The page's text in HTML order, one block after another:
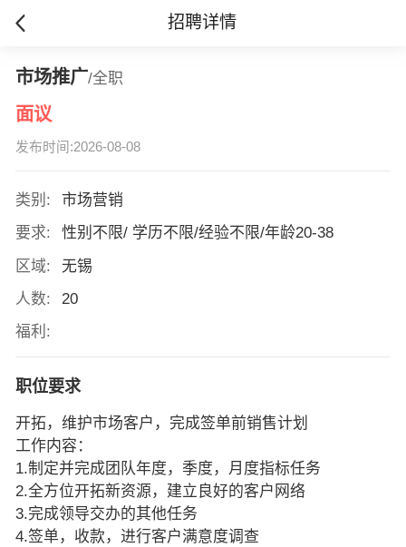
招聘详情
市场推广/全职
面议
发布时间:2026-08-08
类别:
市场营销
要求:
性别不限/ 学历不限/经验不限/年龄20-38
区域:
无锡
人数:
20
福利:
职位要求
开拓，维护市场客户，完成签单前销售计划
工作内容：
1.制定并完成团队年度，季度，月度指标任务
2.全方位开拓新资源，建立良好的客户网络
3.完成领导交办的其他任务
4.签单，收款，进行客户满意度调查